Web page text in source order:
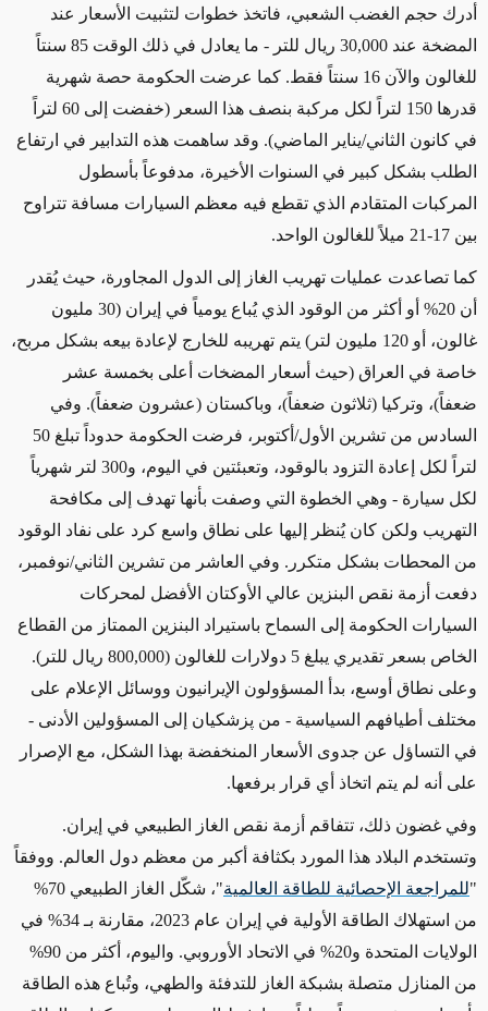
أدرك حجم الغضب الشعبي، فاتخذ خطوات لتثبيت الأسعار عند
المضخة عند 30,000 ريال للتر - ما يعادل في ذلك الوقت 85 سنتاً
للغالون والآن 16 سنتاً فقط. كما
عرضت الحكومة حصة شهرية
قدرها
150 لتراً لكل مركبة بنصف هذا السعر (خفضت إلى 60 لتراً
في كانون الثاني/يناير الماضي). وقد ساهمت هذه التدابير في ارتفاع
الطلب بشكل كبير في السنوات الأخيرة، مدفوعاً بأسطول
المركبات المتقادم الذي تقطع فيه معظم السيارات مسافة تتراوح
بين 17-21 ميلاً
للغالون الواحد.
كما تصاعدت عمليات تهريب الغاز
إلى الدول المجاورة، حيث يُقدر
أن 20% أو أكثر من الوقود الذي يُباع يومياً في إيران (30 مليون
غالون، أو 120 مليون لتر) يتم تهريبه للخارج لإعادة بيعه بشكل مربح،
خاصة في العراق (حيث أسعار المضخات أعلى بخمسة عشر
ضعفاً)، وتركيا (ثلاثون ضعفاً)، وباكستان (عشرون ضعفاً). وفي
السادس من تشرين الأول/ أكتوبر
، فرضت الحكومة حدوداً تبلغ 50
لتراً لكل
إعادة التزود بالوقود
، وتعبئتين في اليوم، و300 لتر شهرياً
لكل سيارة - وهي الخطوة التي وصفت بأنها تهدف إلى مكافحة
التهريب ولكن كان يُنظر إليها على نطاق واسع كرد على نفاد الوقود
من المحطات بشكل متكرر. وفي العاشر من تشرين الثاني/نوفمبر ،
دفعت أزمة نقص البنزين عالي الأوكتان الأفضل لمحركات
السيارات الحكومة إلى السماح باستيراد البنزين الممتاز من القطاع
الخاص بسعر تقديري يبلغ 5 دولارات للغالون (800,000 ريال للتر).
وعلى نطاق أوسع، بدأ المسؤولون الإيرانيون ووسائل الإعلام على
مختلف أطيافهم السياسية - من پزشكيان إلى المسؤولين الأدنى -
في التساؤل عن جدوى الأسعار المنخفضة بهذا الشكل، مع الإصرار
على أنه لم يتم اتخاذ أي قرار برفعها.
وفي غضون ذلك، تتفاقم أزمة نقص الغاز الطبيعي في إيران.
وتستخدم البلاد هذا المورد بكثافة أكبر من معظم دول العالم. ووفقاً
"للمراجعة الإحصائية للطاقة العالمية"
، شكّل الغاز الطبيعي 70%
من استهلاك الطاقة الأولية في إيران عام 2023، مقارنة بـ 34% في
الولايات المتحدة و20% في الاتحاد الأوروبي. واليوم، أكثر من 90%
من المنازل متصلة بشبكة الغاز للتدفئة والطهي، وتُباع هذه الطاقة